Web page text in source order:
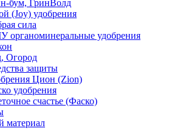
бум, ГринВолд
(Joy) удобрения
сила
органоминеральные удобрения
Огород
защиты
Цион (Zion)
удобрения
счастье (Фаско)
материал